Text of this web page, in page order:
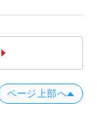
ページ上部へ